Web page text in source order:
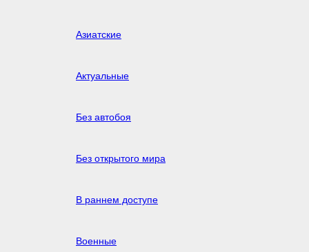
Азиатские
Актуальные
Без автобоя
Без открытого мира
В раннем доступе
Военные